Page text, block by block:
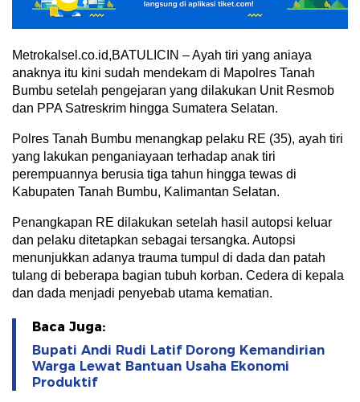
Metrokalsel.co.id,BATULICIN – Ayah tiri yang aniaya
anaknya itu kini sudah mendekam di Mapolres Tanah
Bumbu setelah pengejaran yang dilakukan Unit Resmob
dan PPA Satreskrim hingga Sumatera Selatan.
Polres Tanah Bumbu menangkap pelaku RE (35), ayah tiri
yang lakukan penganiayaan terhadap anak tiri
perempuannya berusia tiga tahun hingga tewas di
Kabupaten Tanah Bumbu, Kalimantan Selatan.
Penangkapan RE dilakukan setelah hasil autopsi keluar
dan pelaku ditetapkan sebagai tersangka. Autopsi
menunjukkan adanya trauma tumpul di dada dan patah
tulang di beberapa bagian tubuh korban. Cedera di kepala
dan dada menjadi penyebab utama kematian.
Baca Juga:
Bupati Andi Rudi Latif Dorong Kemandirian
Warga Lewat Bantuan Usaha Ekonomi
Produktif